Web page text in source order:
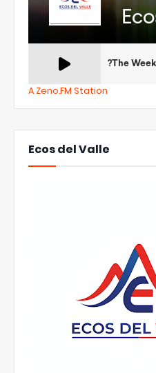
A Zeno.FM Station
Ecos del Valle